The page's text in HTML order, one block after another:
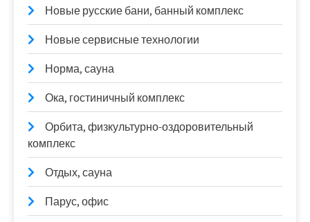
Новые русские бани, банный комплекс
Новые сервисные технологии
Норма, сауна
Ока, гостиничный комплекс
Орбита, физкультурно-оздоровительный
комплекс
Отдых, сауна
Парус, офис